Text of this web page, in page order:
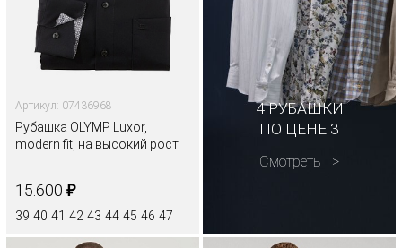
Артикул: 07436968
Рубашка OLYMP Luxor,
modern fit, на высокий рост
15.600 ₽
39 40 41 42 43 44 45 46 47
4 РУБАШКИ
ПО ЦЕНЕ 3
Смотреть